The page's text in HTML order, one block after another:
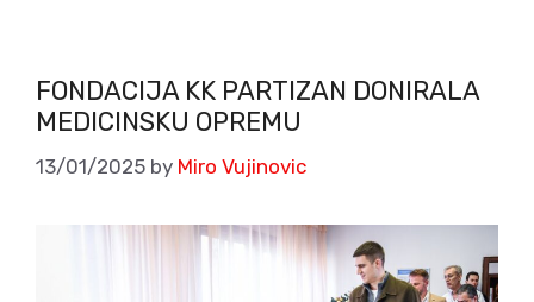
FONDACIJA KK PARTIZAN DONIRALA
MEDICINSKU OPREMU
13/01/2025 by Miro Vujinovic